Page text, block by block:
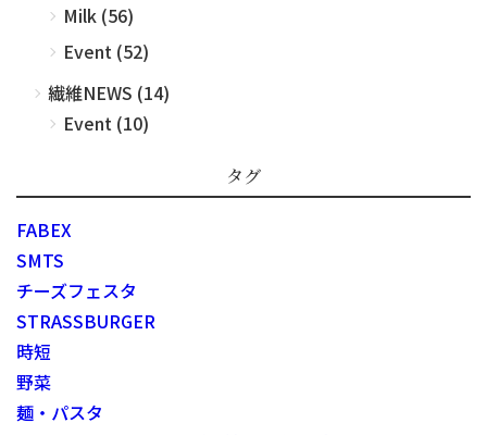
Milk (56)
Event (52)
繊維NEWS (14)
Event (10)
タグ
FABEX
SMTS
チーズフェスタ
STRASSBURGER
時短
野菜
麺・パスタ